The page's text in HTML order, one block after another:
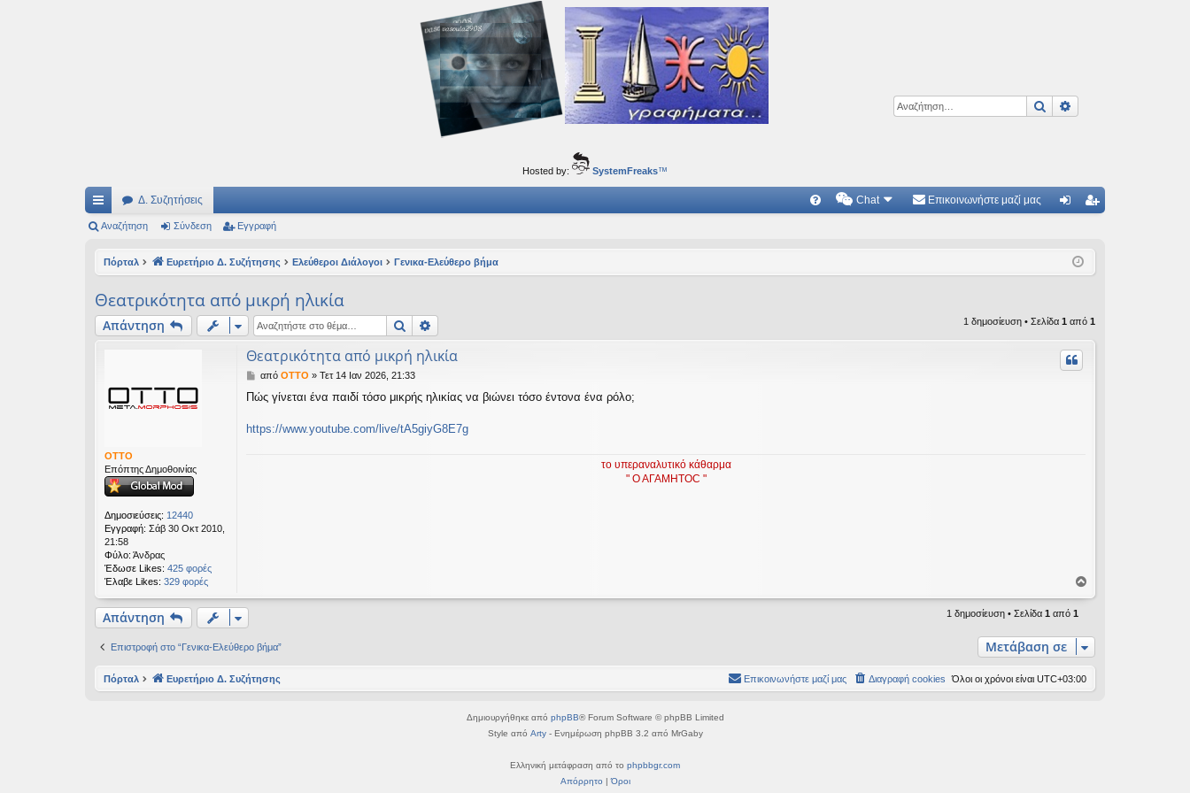
Αναζήτηση
Αυτός ο τόπος φιλοδοξεί να ανοίγει μονοπάτια για τα συναρπαστικά και όμορφα ταξίδια του νού...
Hosted by: SystemFreaks™
Γ
ρή
ς
συ
Δ. Συζητήσεις Chat Επικοινωνήστε μαζί μας
ρα
Αναζήτηση Σύνδεση Εγγραφή
Πόρταλ Ευρετήριο Δ. Συζήτησης Ελεύθεροι Διάλογοι Γενικα-Ελεύθερο βήμα
Θεατρικότητα από μικρή ηλικία
Απάντηση Αναζήτηση 1 δημοσίευση • Σελίδα 1 από 1
OTTO
Επόπτης Δημοθοινίας
Δημοσιεύσεις: 12440
Εγγραφή: Σάβ 30 Οκτ 2010,
21:58
Φύλο: Άνδρας
Έδωσε Likes: 425 φορές
Έλαβε Likes: 329 φορές
Θεατρικότητα από μικρή ηλικία
Δ
μ
σ
από OTTO » Τετ 14 Ιαν 2026, 21:33
Πώς γίνεται ένα παιδί τόσο μικρής ηλικίας να βιώνει τόσο έντονα ένα ρόλο;
https://www.youtube.com/live/tA5giyG8E7g
το υπεραναλυτικό κάθαρμα
" Ο ΑΓΑΜΗΤΟC "
ο
φ
ή
Απάντηση 1 δημοσίευση • Σελίδα 1 από 1
Επιστροφή στο “Γενικα-Ελεύθερο βήμα” Μετάβαση σε
Πόρταλ Ευρετήριο Δ. Συζήτησης Όλοι οι χρόνοι είναι UTC+03:00
Διαγραφή cookies
Επικοινωνήστε μαζί μας
Δημιουργήθηκε από phpBB® Forum Software © phpBB Limited
Style από Arty- Ενημέρωση phpBB 3.2 από MrGaby
Ελληνική μετάφραση από το phpbbgr.com
Απόρρητο |Όροι